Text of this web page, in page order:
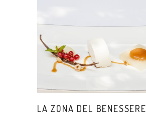
LA ZONA DEL BENESSERE